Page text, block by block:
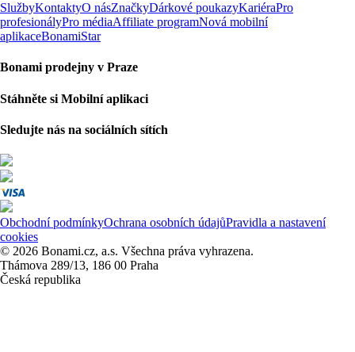
SlužbyKontaktyO násZnačkyDárkové poukazyKariéraPro
profesionályPro médiaAffiliate programNová mobilní
aplikaceBonamiStar
Bonami prodejny v Praze
Stáhněte si Mobilní aplikaci
Sledujte nás na sociálních sítích
Obchodní podmínkyOchrana osobních údajůPravidla a nastavení
cookies
© 2026 Bonami.cz, a.s. Všechna práva vyhrazena.
Thámova 289/13, 186 00 Praha
Česká republika